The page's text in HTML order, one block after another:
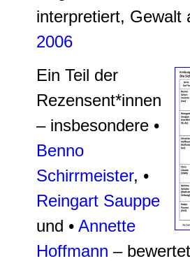
interpretiert, Gewalt
2006
Ein Teil der
Rezensent*innen
– insbesondere •
Benno
Schirrmeister, •
Reingart Sauppe
und • Annette
Hoffmann –